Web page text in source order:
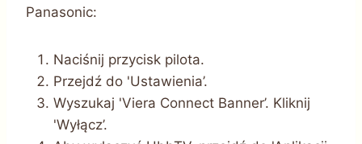
Panasonic:
Naciśnij przycisk pilota.
Przejdź do 'Ustawienia’.
Wyszukaj 'Viera Connect Banner’. Kliknij
'Wyłącz’.